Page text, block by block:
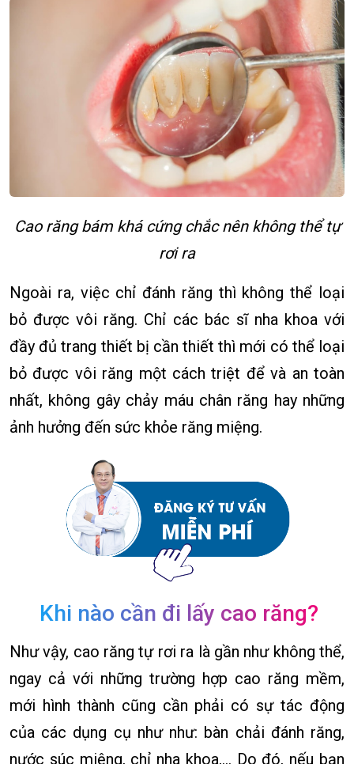
Cao răng bám khá cứng chắc nên không thể tự
rơi ra
Ngoài ra, việc chỉ đánh răng thì không thể loại
bỏ được vôi răng. Chỉ các bác sĩ nha khoa với
đầy đủ trang thiết bị cần thiết thì mới có thể loại
bỏ được vôi răng một cách triệt để và an toàn
nhất, không gây chảy máu chân răng hay những
ảnh hưởng đến sức khỏe răng miệng.
Khi nào cần đi lấy cao răng?
Như vậy, cao răng tự rơi ra là gần như không thể,
ngay cả với những trường hợp cao răng mềm,
mới hình thành cũng cần phải có sự tác động
của các dụng cụ như như: bàn chải đánh răng,
nước súc miệng, chỉ nha khoa,… Do đó, nếu bạn